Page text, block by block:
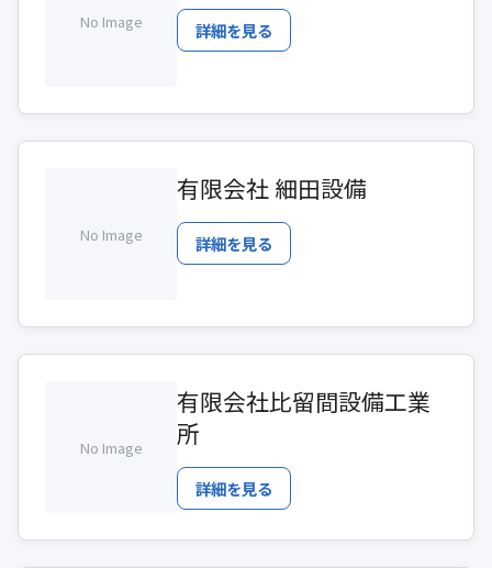
No Image 詳細を見る
No Image
有限会社 細田設備
詳細を見る
No Image
有限会社比留間設備工業
所
詳細を見る